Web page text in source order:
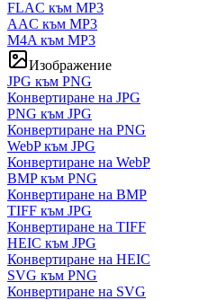
FLAC към MP3
AAC към MP3
M4A към MP3
Изображение
JPG към PNG
Конвертиране на JPG
PNG към JPG
Конвертиране на PNG
WebP към JPG
Конвертиране на WebP
BMP към PNG
Конвертиране на BMP
TIFF към JPG
Конвертиране на TIFF
HEIC към JPG
Конвертиране на HEIC
SVG към PNG
Конвертиране на SVG